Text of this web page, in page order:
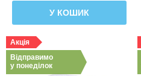
У КОШИК
Акція
Відправимо
у понеділок